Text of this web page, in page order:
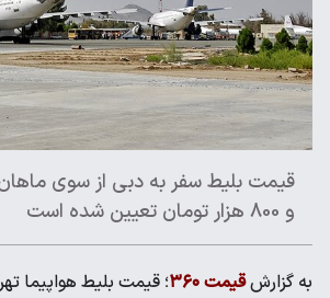
قیمت بلیط سفر به دبی از سوی
و 800 هزار تومان تعیین شده است
به گزارشقیمت ۳۶۰